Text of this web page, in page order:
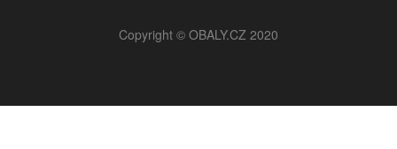
Copyright © OBALY.CZ 2020